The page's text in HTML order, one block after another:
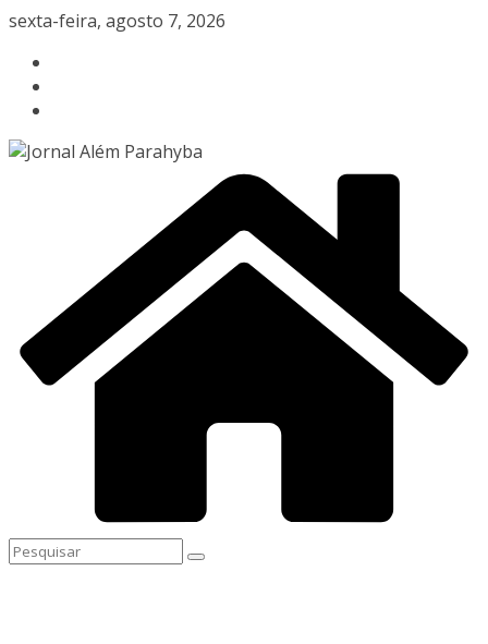
Pular
conteúdo
sexta-feira, agosto 7, 2026